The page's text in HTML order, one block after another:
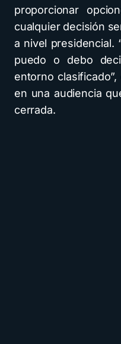
proporcionar
cualquier decisión
a nivel presidencial.
puedo o debo
entorno
en una audiencia
cerrada.